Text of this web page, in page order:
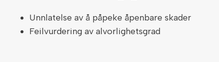
Unnlatelse av å påpeke åpenbare skader
Feilvurdering av alvorlighetsgrad